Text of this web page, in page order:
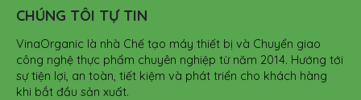
CHÚNG TÔI TỰ TIN
VinaOrganic là nhà Chế tạo máy thiết bị và Chuyển giao
công nghệ thực phẩm chuyên nghiệp từ năm 2014. Hướng tới
sự tiện lợi, an toàn, tiết kiệm và phát triển cho khách hàng
khi bắt đầu sản xuất.